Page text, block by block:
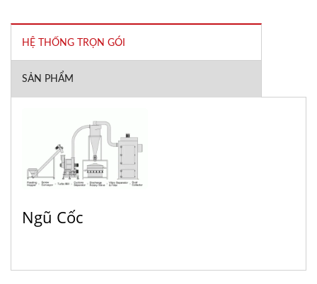
HỆ THỐNG TRỌN GÓI
SẢN PHẨM
Ngũ Cốc